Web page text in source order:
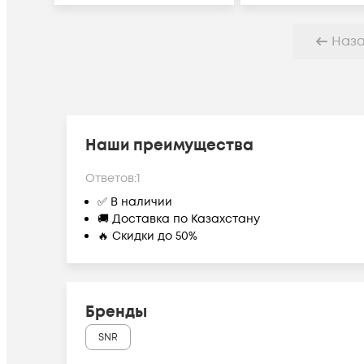
Наши преимущества
Ответов:1
✅ В наличии
🚚 Доставка по Казахстану
🔥 Скидки до 50%
Бренды
SNR